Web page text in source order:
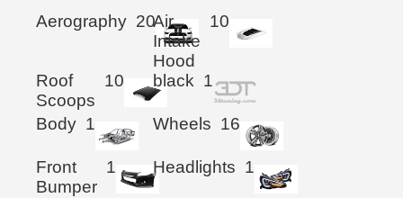
Aerography 20Air
Intake
Hood
10
Roof
Scoops
10 black 1
Body 1 Wheels 16
Front
Bumper
1 Headlights 1